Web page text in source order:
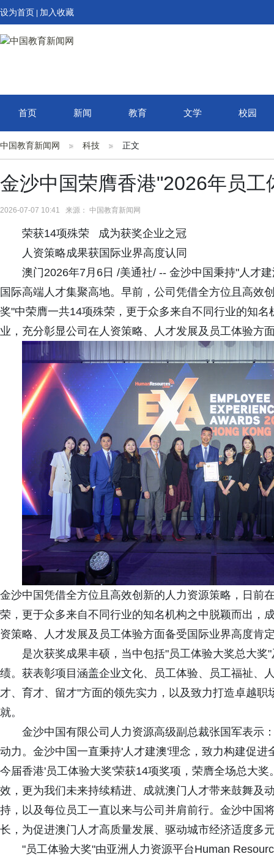
设为首页 加入收藏
首页 新闻 教育 文学 校园
中国教育新闻网 科技 正文
金沙中国荣膺香港"2026年员
2026-07-07 10:41 来源： 中国教育新闻网
荣获14项殊荣 成为获奖企业之冠
人资策略成果获国际业界高度认同
澳门2026年7月6日 /美通社/ -- 金沙中国秉持"人才
国际高端人才集聚高地。早前，公司凭借全方位且高效
奖"中荣膺一共14项殊荣，更于众多来自不同行业的知
业，充分彰显公司在人资策略、人才发展及员工体验方
金沙中国凭借全方位且高效创新的人力资源策略，日前
荣，更于众多来自不同行业的知名机构之中脱颖而出，
资策略、人才发展及员工体验方面备受国际业界高度肯
是次获奖成果丰硕，当中包括"员工体验大奖总大
绩。获表彰项目涵盖企业文化、员工体验、员工福祉、
才、育才、留才"方面的领先实力，以及致力打造卓越
就。
金沙中国有限公司人力资源高级副总裁张国军表示
动力。金沙中国一直秉持'人才建澳'理念，致力构建促
今届香港'员工体验大奖'荣获14项奖项，荣膺全场总大
效，更为我们未来持续精进、成就澳门人才带来鼓舞及
持，以及每位员工一直以来与公司并肩前行。金沙中国
长，为促进澳门人才高质量发展、驱动城市经济适度多
"员工体验大奖"由亚洲人力资源平台Human